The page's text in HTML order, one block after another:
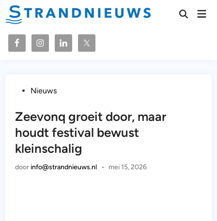
naar
inhoud
Zoeken
Geplaatst
Nieuws
Zeevonq groeit door, maar
houdt festival bewust
kleinschalig
door info@strandnieuws.nl • mei 15, 2026